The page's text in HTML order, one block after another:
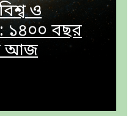
ও
১৪০০ বছর
আজ